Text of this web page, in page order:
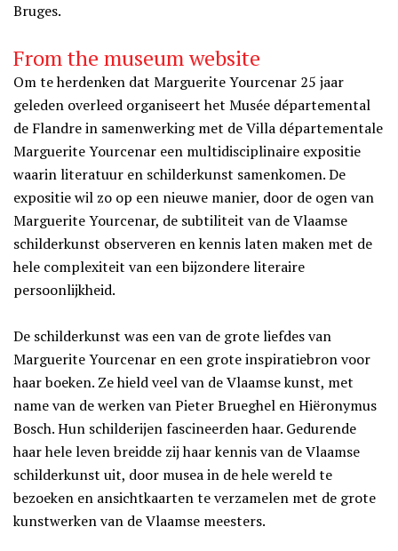
Bruges.
From the museum website
Om te herdenken dat Marguerite Yourcenar 25 jaar
geleden overleed organiseert het Musée départemental
de Flandre in samenwerking met de Villa départementale
Marguerite Yourcenar een multidisciplinaire expositie
waarin literatuur en schilderkunst samenkomen. De
expositie wil zo op een nieuwe manier, door de ogen van
Marguerite Yourcenar, de subtiliteit van de Vlaamse
schilderkunst observeren en kennis laten maken met de
hele complexiteit van een bijzondere literaire
persoonlijkheid.
De schilderkunst was een van de grote liefdes van
Marguerite Yourcenar en een grote inspiratiebron voor
haar boeken. Ze hield veel van de Vlaamse kunst, met
name van de werken van Pieter Brueghel en Hiëronymus
Bosch. Hun schilderijen fascineerden haar. Gedurende
haar hele leven breidde zij haar kennis van de Vlaamse
schilderkunst uit, door musea in de hele wereld te
bezoeken en ansichtkaarten te verzamelen met de grote
kunstwerken van de Vlaamse meesters.